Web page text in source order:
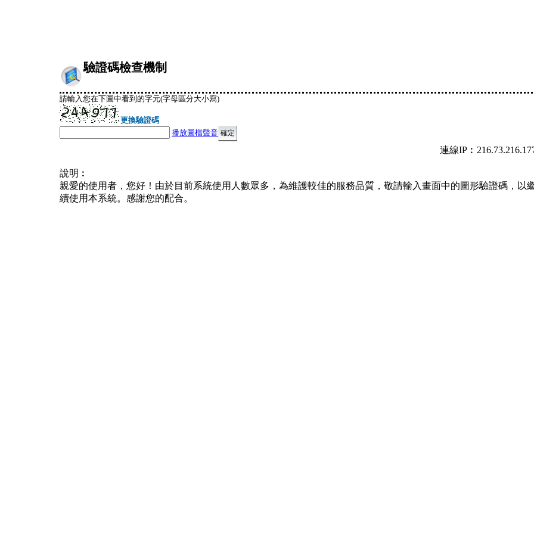
驗證碼檢查機制
請輸入您在下圖中看到的字元(字母區分大小寫)
更換驗證碼
播放圖檔聲音
連線
說明︰
親愛的使用者，您好！由於目前系統使用人數眾多，為維護較佳的服務品質，敬請輸入畫面中的圖形驗證碼，以
續使用本系統。感謝您的配合。